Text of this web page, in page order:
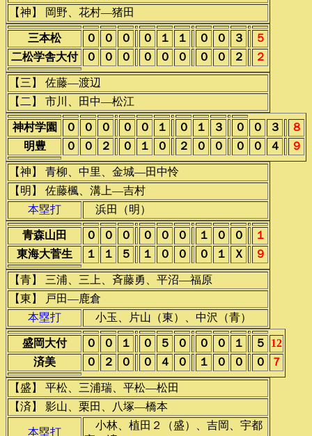
【神】 岡野、花村―猪田
三本松 ０ ０ ０ ０ １ １ ０ ０ ３
５
二松学舎大付
０ ０ ０ ０ ０ ０ ０ ０ ２ ２
【三】 佐藤―渡辺
【二】 市川、田中―松江
神村学園 ０ ０ ０ ０ ０ １ ０ １ ３ ０ ０ ３
８
明豊
０ ０ ２ ０ １ ０ ２ ０ ０ ０ ０ ４ ９
【神】 青柳、中里、金城―田中怜
【明】 佐藤楓、溝上―吉村
本塁打
浜田（明）
青森山田 ０ ０ ０ ０ ０ ０ １ ０ ０
１
東海大菅生
１ １ ５ １ ０ ０ ０ １ Ｘ ９
【青】 三浦、三上、斉藤勇、平沼―福原
【東】 戸田―鹿倉
本塁打
小玉、片山（東）、中沢（青）
盛岡大付 ０ ０ １ ０ ５ ０ ０ ０ １ ５
12
済美
０ ２ ０ ０ ４ ０ １ ０ ０ ０ ７
【盛】 平松、三浦瑞、平松―松田
【済】 影山、栗田、八塚―橋本
本塁打
小林、植田２（盛）、吉岡、宇都